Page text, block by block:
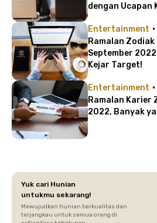
dengan Ucapan
Entertainment ·
Ramalan
September
Kejar Target!
Entertainment ·
Ramalan Karier
2022, Banyak
Yuk cari Hunian
untukmu sekarang!
Mewujudkan hunian berkualitas dan
terjangkau untuk semua orang di